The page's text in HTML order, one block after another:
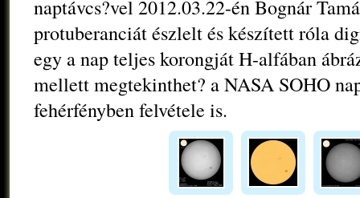
naptávcs?vel 2012.03.22-én Bognár
protuberanciát észlelt és készített róla
egy a nap teljes korongját H-alfában
mellett megtekinthet? a NASA SOHO
fehérfényben felvétele is.